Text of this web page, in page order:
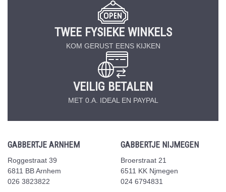
TWEE FYSIEKE WINKELS
KOM GERUST EENS KIJKEN
VEILIG BETALEN
MET 0.A. IDEAL EN PAYPAL
GABBERTJE ARNHEM
Roggestraat 39
6811 BB Arnhem
026 3823822
GABBERTJE NIJMEGEN
Broerstraat 21
6511 KK Njmegen
024 6794831